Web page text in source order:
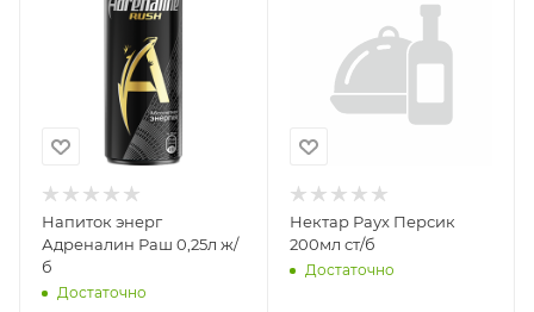
Напиток энерг
Адреналин Раш 0,25л ж/
б
Достаточно
Нектар Раух Персик
200мл ст/б
Достаточно